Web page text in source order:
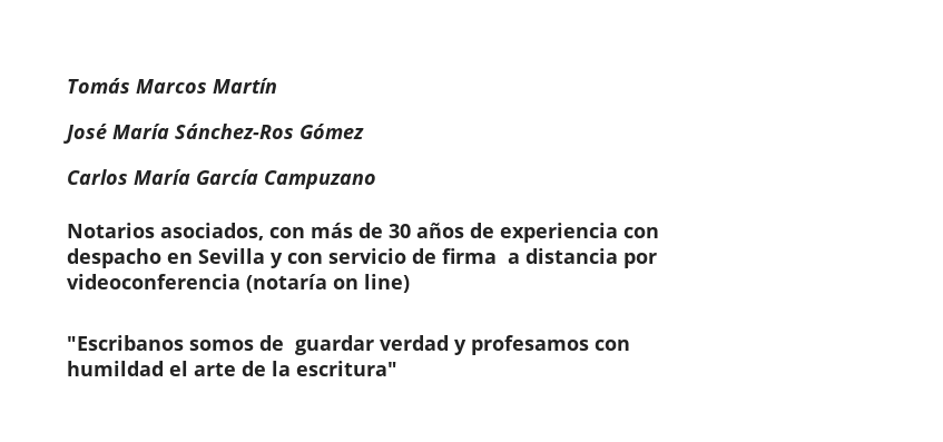
Tomás Marcos Martín
José María Sánchez-Ros Gómez
Carlos María García Campuzano
Notarios asociados, con más de 30 años de experiencia con
despacho en Sevilla y con servicio de firma  a distancia por
videoconferencia (notaría on line)
"Escribanos somos de  guardar verdad y profesamos con
humildad el arte de la escritura"